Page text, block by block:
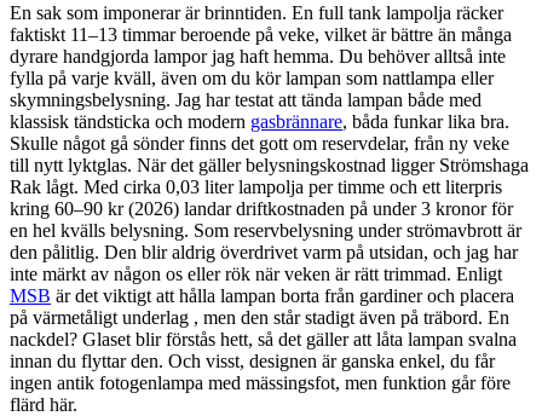
En sak som imponerar är brinntiden. En full tank lampolja räcker
faktiskt 11–13 timmar beroende på veke, vilket är bättre än många
dyrare handgjorda lampor jag haft hemma. Du behöver alltså inte
fylla på varje kväll, även om du kör lampan som nattlampa eller
skymningsbelysning. Jag har testat att tända lampan både med
klassisk tändsticka och modern gasbrännare, båda funkar lika bra.
Skulle något gå sönder finns det gott om reservdelar, från ny veke
till nytt lyktglas. När det gäller belysningskostnad ligger Strömshaga
Rak lågt. Med cirka 0,03 liter lampolja per timme och ett literpris
kring 60–90 kr (2026) landar driftkostnaden på under 3 kronor för
en hel kvälls belysning. Som reservbelysning under strömavbrott är
den pålitlig. Den blir aldrig överdrivet varm på utsidan, och jag har
inte märkt av någon os eller rök när veken är rätt trimmad. Enligt
MSB är det viktigt att hålla lampan borta från gardiner och placera
på värmetåligt underlag , men den står stadigt även på träbord. En
nackdel? Glaset blir förstås hett, så det gäller att låta lampan svalna
innan du flyttar den. Och visst, designen är ganska enkel, du får
ingen antik fotogenlampa med mässingsfot, men funktion går före
flärd här.